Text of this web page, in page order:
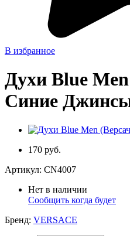
В избранное
Духи Blue
Синие
170 руб.
Артикул: CN4007
Нет в наличии
Сообщить когда будет
Бренд: VERSACE